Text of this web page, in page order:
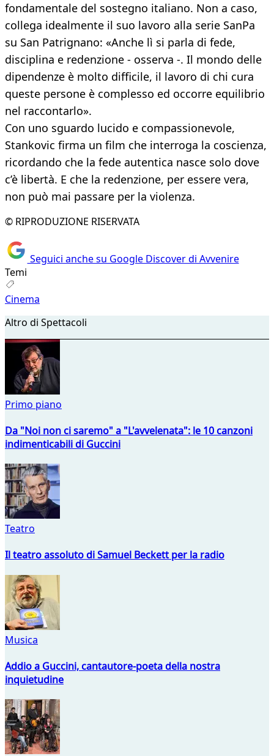
fondamentale del sostegno italiano. Non a caso,
collega idealmente il suo lavoro alla serie SanPa
su San Patrignano: «Anche lì si parla di fede,
disciplina e redenzione - osserva -. Il mondo delle
dipendenze è molto difficile, il lavoro di chi cura
queste persone è complesso ed occorre equilibrio
nel raccontarlo».
Con uno sguardo lucido e compassionevole,
Stankovic firma un film che interroga la coscienza,
ricordando che la fede autentica nasce solo dove
c’è libertà. E che la redenzione, per essere vera,
non può mai passare per la violenza.
© RIPRODUZIONE RISERVATA
Seguici anche su Google Discover di Avvenire
Temi
Cinema
Altro di Spettacoli
Primo piano
Da "Noi non ci saremo" a "L'avvelenata": le 10 canzoni
indimenticabili di Guccini
Teatro
Il teatro assoluto di Samuel Beckett per la radio
Musica
Addio a Guccini, cantautore-poeta della nostra
inquietudine